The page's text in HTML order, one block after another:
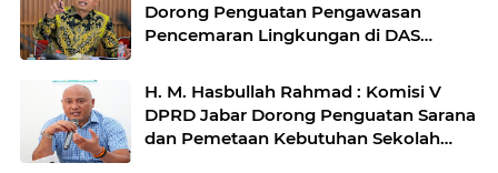
Dorong Penguatan Pengawasan
Pencemaran Lingkungan di DAS
H. M. Hasbullah Rahmad : Komisi V
DPRD Jabar Dorong Penguatan Sarana
dan Pemetaan Kebutuhan Sekolah